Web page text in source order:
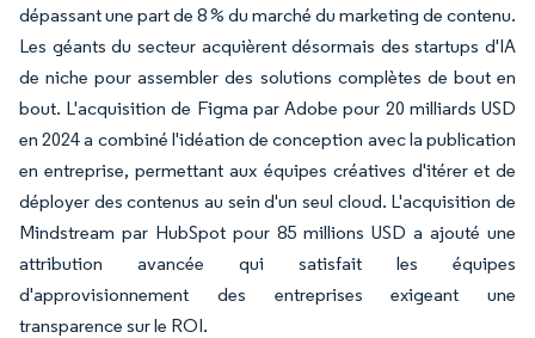
dépassant une part de 8 % du marché du marketing de contenu.
Les géants du secteur acquièrent désormais des startups d'IA
de niche pour assembler des solutions complètes de bout en
bout. L'acquisition de Figma par Adobe pour 20 milliards USD
en 2024 a combiné l'idéation de conception avec la publication
en entreprise, permettant aux équipes créatives d'itérer et de
déployer des contenus au sein d'un seul cloud. L'acquisition de
Mindstream par HubSpot pour 85 millions USD a ajouté une
attribution avancée qui satisfait les équipes
d'approvisionnement des entreprises exigeant une
transparence sur le ROI.